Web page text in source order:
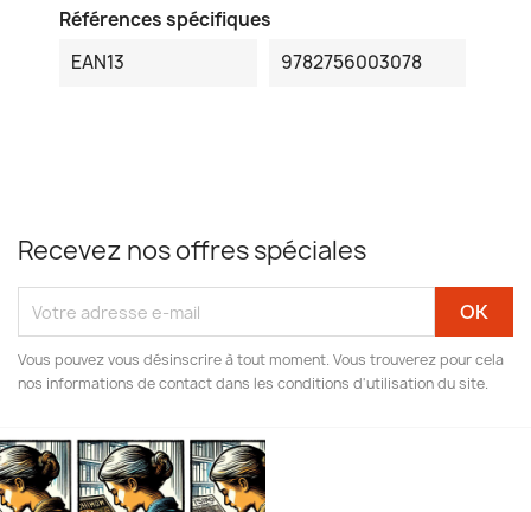
Références spécifiques
EAN13
9782756003078
Recevez nos offres spéciales
Vous pouvez vous désinscrire à tout moment. Vous trouverez pour cela
nos informations de contact dans les conditions d'utilisation du site.